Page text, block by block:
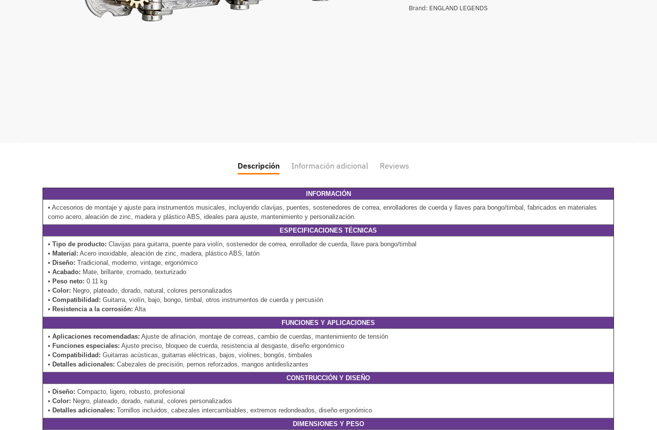
Brand: ENGLAND LEGENDS
Descripción Información adicional Reviews
INFORMACIÓN
• Accesorios de montaje y ajuste para instrumentos musicales, incluyendo clavijas, puentes, sostenedores de correa, enrolladores de cuerda y llaves para bongo/timbal, fabricados en materiales
como acero, aleación de zinc, madera y plástico ABS, ideales para ajuste, mantenimiento y personalización.
ESPECIFICACIONES TÉCNICAS
•Tipo de producto: Clavijas para guitarra, puente para violín, sostenedor de correa, enrollador de cuerda, llave para bongo/timbal
• Material: Acero inoxidable, aleación de zinc, madera, plástico ABS, latón
• Diseño: Tradicional, moderno, vintage, ergonómico
•Acabado: Mate, brillante, cromado, texturizado
• Peso neto: 0.11 kg
•Color: Negro, plateado, dorado, natural, colores personalizados
•Compatibilidad: Guitarra, violín, bajo, bongo, timbal, otros instrumentos de cuerda y percusión
• Resistencia a la corrosión: Alta
FUNCIONES Y APLICACIONES
•Aplicaciones recomendadas: Ajuste de afinación, montaje de correas, cambio de cuerdas, mantenimiento de tensión
• Funciones especiales: Ajuste preciso, bloqueo de cuerda, resistencia al desgaste, diseño ergonómico
•Compatibilidad: Guitarras acústicas, guitarras eléctricas, bajos, violines, bongós, timbales
• Detalles adicionales: Cabezales de precisión, pernos reforzados, mangos antideslizantes
CONSTRUCCIÓN Y DISEÑO
• Diseño: Compacto, ligero, robusto, profesional
•Color: Negro, plateado, dorado, natural, colores personalizados
• Detalles adicionales: Tornillos incluidos, cabezales intercambiables, extremos redondeados, diseño ergonómico
DIMENSIONES Y PESO